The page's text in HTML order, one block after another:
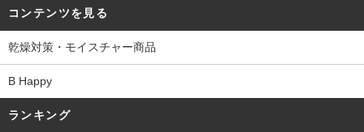
コンテンツを見る
乾燥対策・モイスチャー商品
B Happy
ランキング